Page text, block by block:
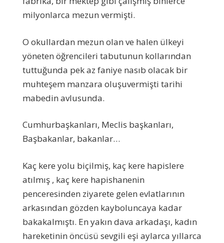
milyonlarca mezun vermişti.
O okullardan mezun olan ve halen ülkeyi
yöneten öğrencileri tabutunun kollarından
tuttuğunda pek az faniye nasıb olacak bir
muhteşem manzara oluşuvermişti tarihi
mabedin avlusunda.
Cumhurbaşkanları, Meclis başkanları,
Başbakanlar, bakanlar…
Kaç kere yolu biçilmiş, kaç kere hapislere
atılmış , kaç kere hapishanenin
penceresinden ziyarete gelen evlatlarının
arkasından gözden kayboluncaya kadar
bakakalmıştı. En yakın dava arkadaşı, kadın
hareketinin öncüsü sevgili eşi aylarca yıllarca